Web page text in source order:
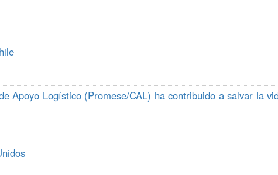
Apoyo Logístico (Promese/CAL) ha contribuido a salvar la